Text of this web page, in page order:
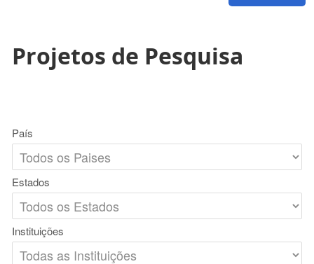
Projetos de Pesquisa
País
Estados
Instituições